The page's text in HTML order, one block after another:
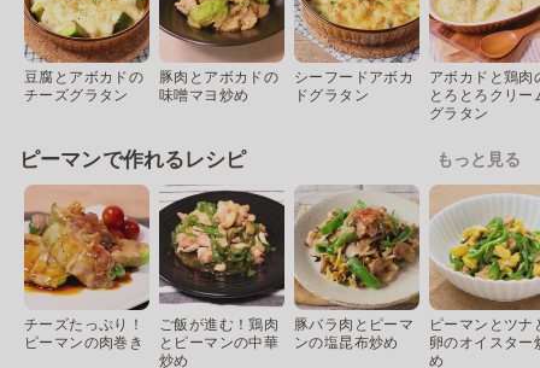
豆腐とアボカドの
チーズグラタン
豚肉とアボカドの
味噌マヨ炒め
シーフードアボカ
ドグラタン
アボカドと鶏肉
とろとろクリー
グラタン
ピーマンで作れるレシピ もっと見る
チーズたっぷり！
ピーマンの肉巻き
ご飯が進む！鶏肉
とピーマンの中華
炒め
豚バラ肉とピーマ
ンの塩昆布炒め
ピーマンとツナ
卵のオイスター
め